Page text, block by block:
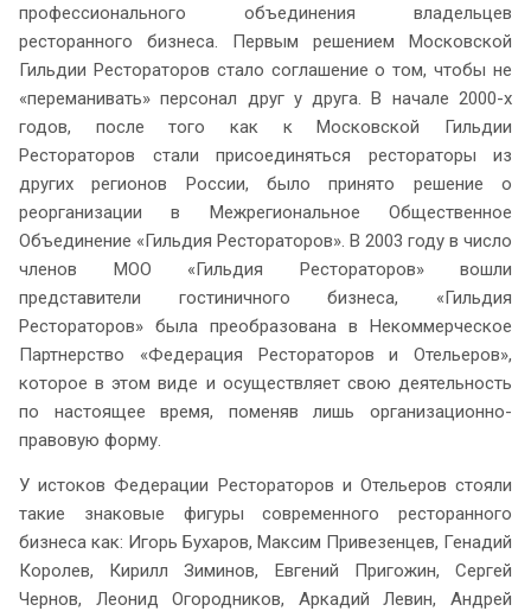
профессионального объединения владельцев
ресторанного бизнеса. Первым решением Московской
Гильдии Рестораторов стало соглашение о том, чтобы не
«переманивать» персонал друг у друга. В начале 2000-х
годов, после того как к Московской Гильдии
Рестораторов стали присоединяться рестораторы из
других регионов России, было принято решение о
реорганизации в Межрегиональное Общественное
Объединение «Гильдия Рестораторов». В 2003 году в число
членов МОО «Гильдия Рестораторов» вошли
представители гостиничного бизнеса, «Гильдия
Рестораторов» была преобразована в Некоммерческое
Партнерство «Федерация Рестораторов и Отельеров»,
которое в этом виде и осуществляет свою деятельность
по настоящее время, поменяв лишь организационно-
правовую форму.
У истоков Федерации Рестораторов и Отельеров стояли
такие знаковые фигуры современного ресторанного
бизнеса как: Игорь Бухаров, Максим Привезенцев, Генадий
Королев, Кирилл Зиминов, Евгений Пригожин, Сергей
Чернов, Леонид Огородников, Аркадий Левин, Андрей